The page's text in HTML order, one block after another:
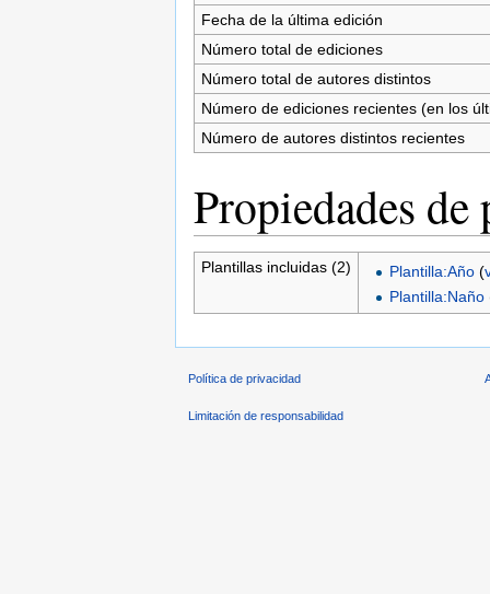
Fecha de la última edición
Número total de ediciones
Número total de autores distintos
Número de ediciones recientes (en los
Número de autores distintos recientes
Propiedades de
Plantillas incluidas (2) Plantilla:Año(
Plantilla:Naño
Política de privacidad
Limitación de responsabilidad